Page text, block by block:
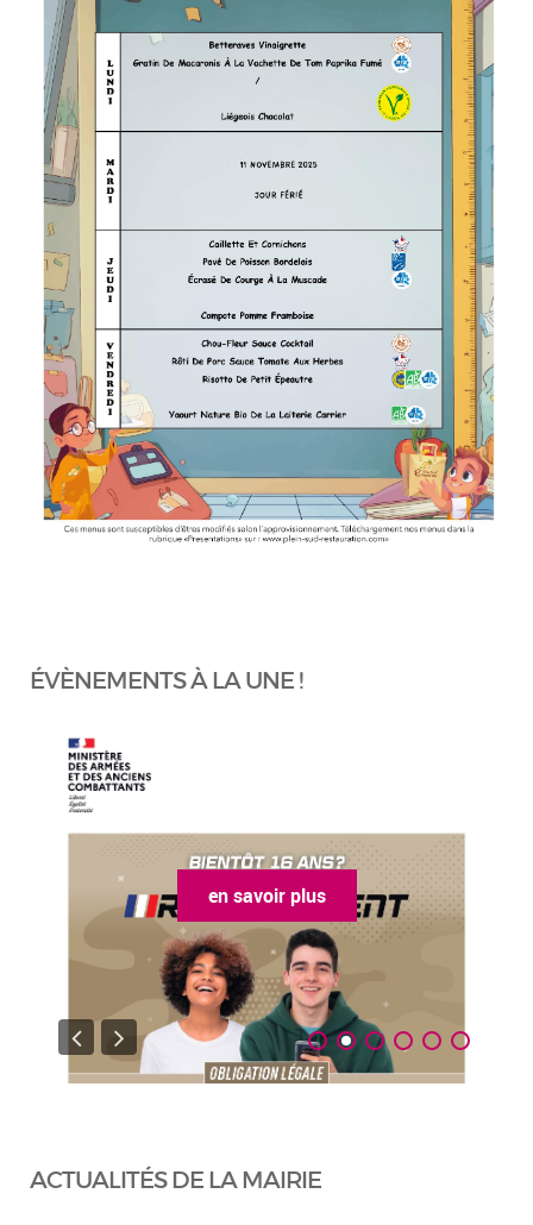
ÉVÈNEMENTS À LA UNE !
en savoir plus
ACTUALITÉS DE LA MAIRIE